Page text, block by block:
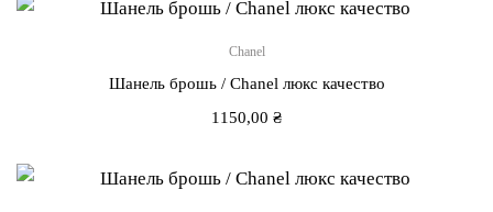
Chanel
Шанель брошь / Chanel люкс качество
1150,00 ₴